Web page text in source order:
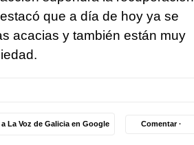
que a día de hoy ya se
acacias y también están muy
La Voz de Galicia en Google Comentar ·